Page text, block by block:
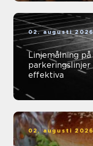
02. augusti
Linjemålning
parkeringslinjer
effektiva
02. augusti 2026